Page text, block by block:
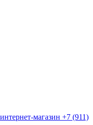
магазин +7 (911)